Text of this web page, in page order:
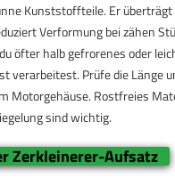
Kunststoffteile. Er
Verformung bei zähen
öfter halb gefrorenes oder
verarbeitest. Prüfe die Länge
Motorgehäuse. Rostfreies
sind wichtig.
Zerkleinerer-Aufsatz